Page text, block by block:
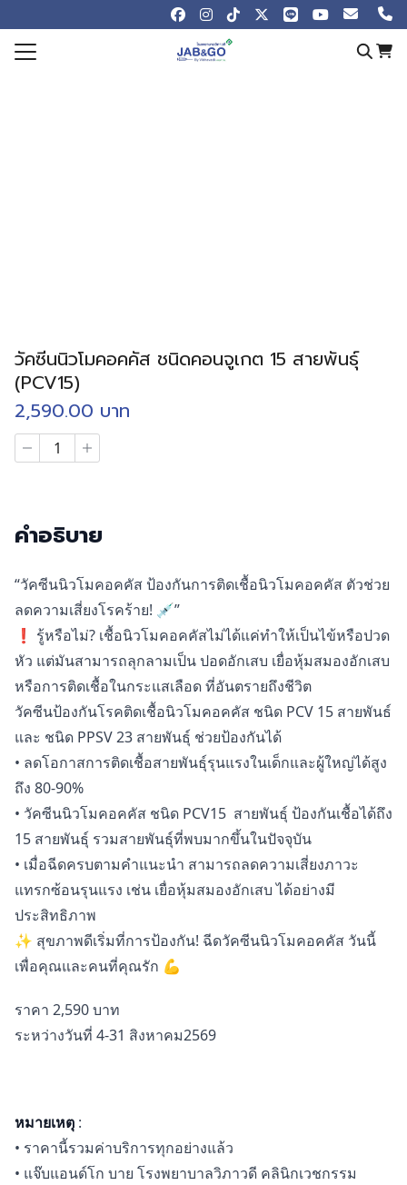
to
content
วัคซีนนิวโมคอคคัส ชนิดคอนจูเกต 15 สายพันธุ์
(PCV15)
2,590.00 บาท
จำนวน
วัค
โม
คอ
ชนิด
จู
เกต
15
สาย
พันธุ์
(PCV15)
ชิ้น
คำอธิบาย
“วัคซีนนิวโมคอคคัส ป้องกันการติดเชื้อนิวโมคอคคัส ตัวช่วย
ลดความเสี่ยงโรคร้าย! 💉”
❗ รู้หรือไม่? เชื้อนิวโมคอคคัสไม่ได้แค่ทำให้เป็นไข้หรือปวด
หัว แต่มันสามารถลุกลามเป็น ปอดอักเสบ เยื่อหุ้มสมองอักเสบ
หรือการติดเชื้อในกระแสเลือด ที่อันตรายถึงชีวิต
วัคซีนป้องกันโรคติดเชื้อนิวโมคอคคัส ชนิด PCV 15 สายพันธ์
และ ชนิด PPSV 23 สายพันธุ์ ช่วยป้องกันได้
• ลดโอกาสการติดเชื้อสายพันธุ์รุนแรงในเด็กและผู้ใหญ่ได้สูง
ถึง 80-90%
• วัคซีนนิวโมคอคคัส ชนิด PCV15 สายพันธุ์ ป้องกันเชื้อได้ถึง
15 สายพันธุ์ รวมสายพันธุ์ที่พบมากขึ้นในปัจจุบัน
• เมื่อฉีดครบตามคำแนะนำ สามารถลดความเสี่ยงภาวะ
แทรกซ้อนรุนแรง เช่น เยื่อหุ้มสมองอักเสบ ได้อย่างมี
ประสิทธิภาพ
✨ สุขภาพดีเริ่มที่การป้องกัน! ฉีดวัคซีนนิวโมคอคคัส วันนี้
เพื่อคุณและคนที่คุณรัก 💪
ราคา 2,590 บาท
ระหว่างวันที่ 4-31 สิงหาคม2569
หมายเหตุ :
• ราคานี้รวมค่าบริการทุกอย่างแล้ว
• แจ๊บแอนด์โก บาย โรงพยาบาลวิภาวดี คลินิกเวชกรรม